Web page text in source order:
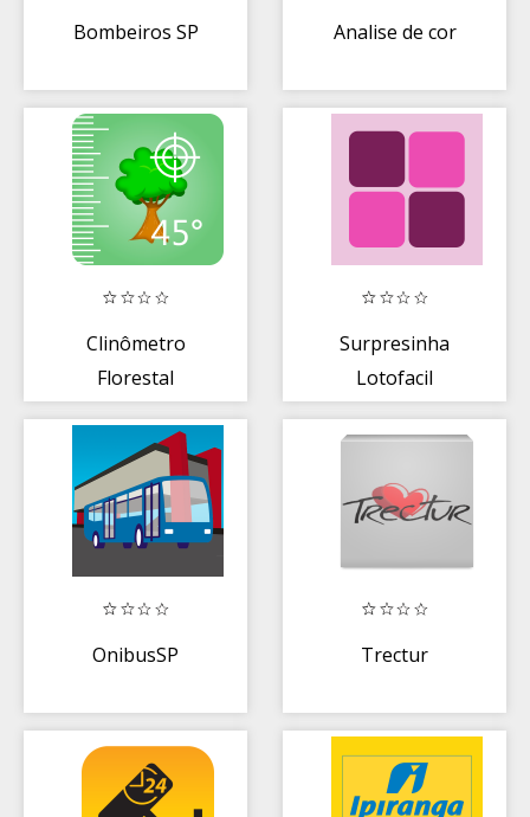
Bombeiros SP Analise de cor
Clinômetro
Florestal
Surpresinha
Lotofacil
OnibusSP Trectur